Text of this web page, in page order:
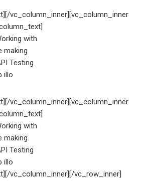
vc_column_inner][vc_column_inner
with
making
Testing
illo
vc_column_inner][vc_column_inner
with
making
Testing
illo
vc_column_inner][/vc_row_inner]